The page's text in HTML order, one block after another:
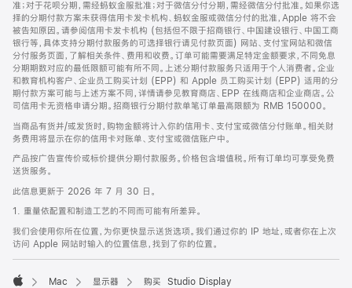
准；对于花呗分期，需经蚂蚁金服批准；对于微信分付分期，需经微信分付批准。如果你选
择的分期付款方案未获得信用卡发卡机构、蚂蚁金服或微信分付的批准，Apple 将不会
被告知原因。请参阅信用卡发卡机构 (包括但不限于招商银行、中国建设银行、中国工商
银行等，具体支持分期付款服务的可选择银行请见付款页面) 网站、支付宝网站和微信
分付服务页面，了解相关条件、费用和收费。订单可能需要满足特定金额要求，不同免息
分期期数对应的最低限额可能有所不同。上述分期付款服务只适用于个人消费者。企业
和教育机构客户、企业员工购买计划 (EPP) 和 Apple 员工购买计划 (EPP) 适用的分
期付款方案可能与上述方案不同，详情请参见教育商店、EPP 在线商店和企业商店。公
司信用卡无资格申请分期。招商银行分期付款单笔订单最高限额为 RMB 150000。
当商品有货并/或发货时，购物金额将计入你的信用卡、支付宝或微信分付账单。相关财
务费用将显示在你的信用卡对账单、支付宝或微信账户中。
产品按广告宣传价或标价提供分期付款服务。价格包含增值税。所有订单均可享受免费
送货服务。
此信息更新于 2026 年 7 月 30 日。
1. 重量依配置和制造工艺的不同而可能有所差异。
我们会使用你所在位置，为你更快显示送货选项。我们通过你的 IP 地址，或者你在上次
访问 Apple 网站时输入的位置信息，找到了你的位置。
Mac 显示器 购买 Studio Display